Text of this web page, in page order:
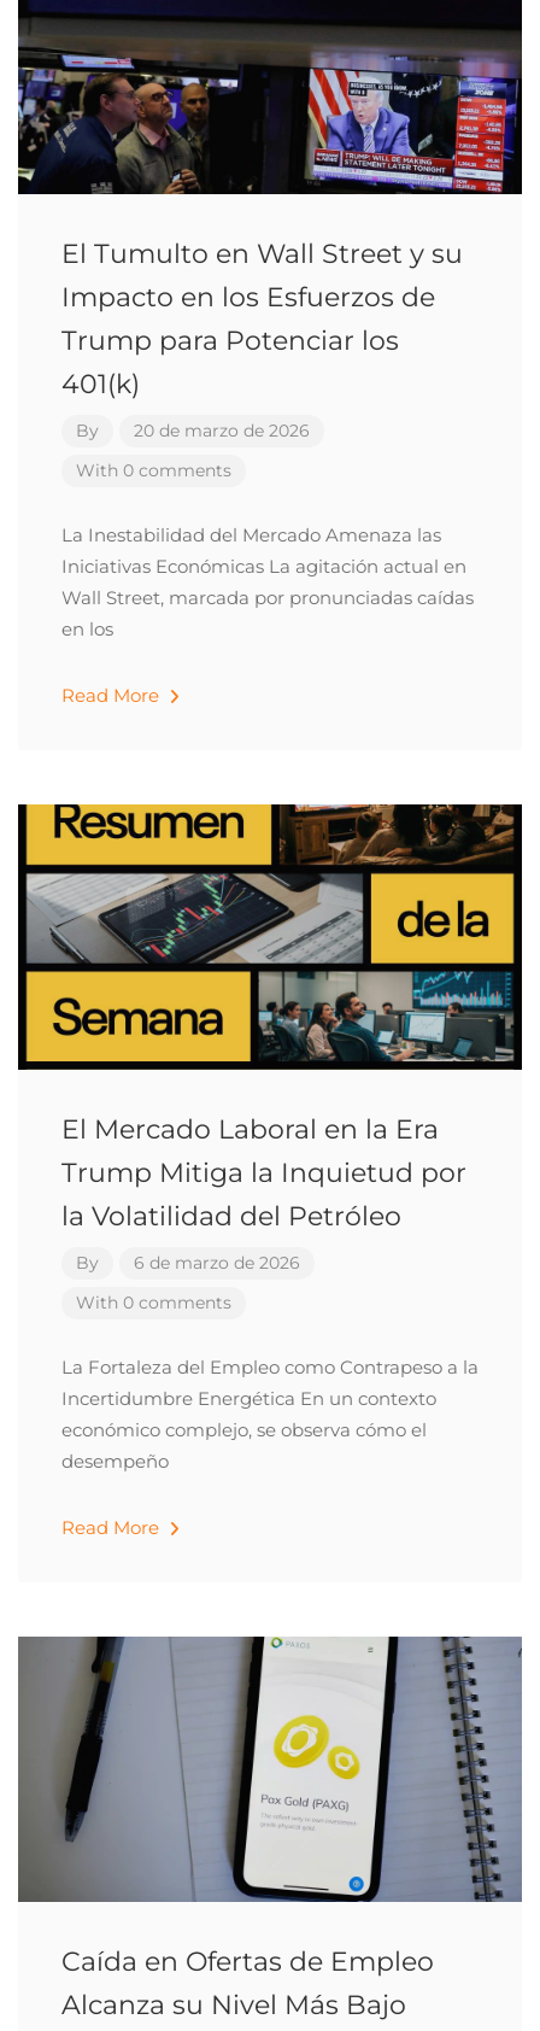
El Tumulto en Wall Street y su
Impacto en los Esfuerzos de
Trump para Potenciar los
401(k)
By
20 de marzo de 2026
With 0 comments
La Inestabilidad del Mercado Amenaza las
Iniciativas Económicas La agitación actual en
Wall Street, marcada por pronunciadas caídas
en los
Read More
El Mercado Laboral en la Era
Trump Mitiga la Inquietud por
la Volatilidad del Petróleo
By
6 de marzo de 2026
With 0 comments
La Fortaleza del Empleo como Contrapeso a la
Incertidumbre Energética En un contexto
económico complejo, se observa cómo el
desempeño
Read More
Caída en Ofertas de Empleo
Alcanza su Nivel Más Bajo